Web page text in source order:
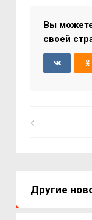
Вы
своей
Другие